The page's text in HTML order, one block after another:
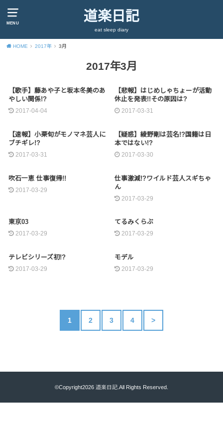
MENU 道楽日記
eat sleep diary
HOME 2017年 3月
2017年3月
【歌手】藤あや子と坂本冬美のあ
やしい関係!?
2017-04-04
【悲報】はじめしゃちょーが活動
休止を発表!!その原因は?
2017-03-31
【速報】小栗旬がモノマネ芸人に
ブチギレ!?
2017-03-31
【疑惑】綾野剛は芸名!?国籍は日
本ではない!?
2017-03-30
吹石一恵 仕事復帰!!
2017-03-29
仕事激減!?ワイルド芸人スギちゃ
ん
2017-03-29
東京03
2017-03-29
てるみくらぶ
2017-03-29
テレビシリーズ初!?
2017-03-29
モデル
2017-03-29
1 2 3 4 >
©Copyright2026 道楽日記.All Rights Reserved.